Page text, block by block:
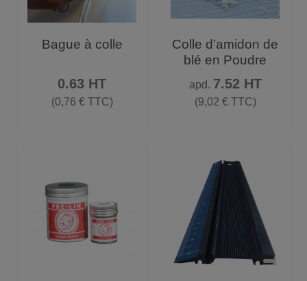
Bague à colle
Prix
0.63 HT
(0,76 € TTC)
Colle d’amidon de
blé en Poudre
apd. Prix
7.52 HT
(9,02 € TTC)